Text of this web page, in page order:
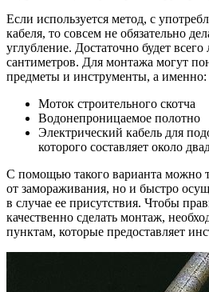
Если используется метод, с
кабеля, то совсем не обязательно
углубление. Достаточно будет
сантиметров. Для монтажа могут
предметы и инструменты, а именно:
Моток строительного скотча
Водонепроницаемое полотно
Электрический кабель для
которого составляет около
С помощью такого варианта можно
от замораживания, но и быстро
в случае ее присутствия. Чтобы
качественно сделать монтаж,
пунктам, которые предоставляет